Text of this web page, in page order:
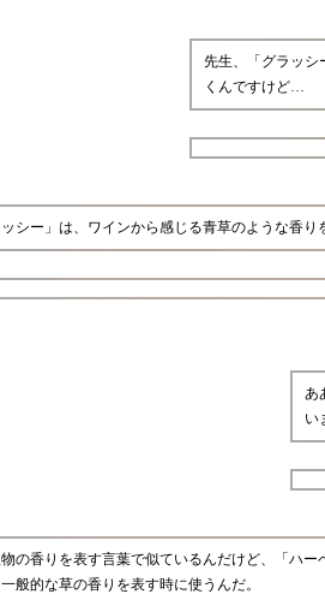
先生、「グラッシ
くんですけど…
シー」は、ワインから感じる青草のような香
あ
い
の香りを表す言葉で似ているんだけど、「ハ
般的な草の香りを表す時に使うんだ。